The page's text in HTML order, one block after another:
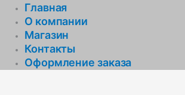
Главная
О компании
Магазин
Контакты
Оформление заказа